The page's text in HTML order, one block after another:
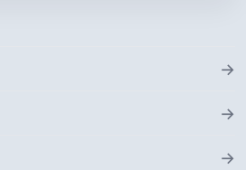
→
→
→